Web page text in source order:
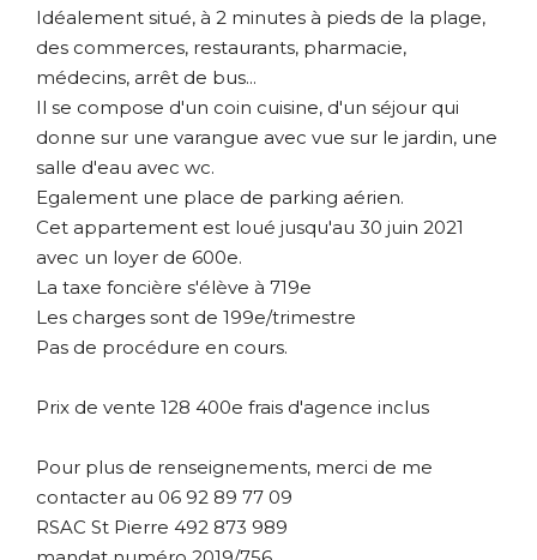
Idéalement situé, à 2 minutes à pieds de la plage,
des commerces, restaurants, pharmacie,
médecins, arrêt de bus...
Il se compose d'un coin cuisine, d'un séjour qui
donne sur une varangue avec vue sur le jardin, une
salle d'eau avec wc.
Egalement une place de parking aérien.
Cet appartement est loué jusqu'au 30 juin 2021
avec un loyer de 600e.
La taxe foncière s'élève à 719e
Les charges sont de 199e/trimestre
Pas de procédure en cours.
Prix de vente 128 400e frais d'agence inclus
Pour plus de renseignements, merci de me
contacter au 06 92 89 77 09
RSAC St Pierre 492 873 989